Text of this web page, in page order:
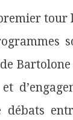
tour
débats